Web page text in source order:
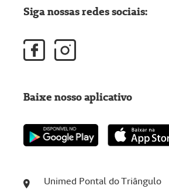
Unimed Pontal do Triângulo
Siga nossas redes sociais:
Baixe nosso aplicativo